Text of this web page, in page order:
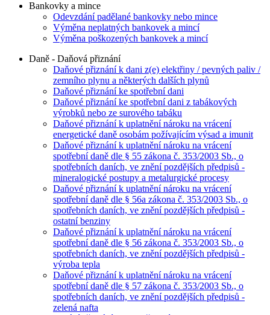
Bankovky a mince
Odevzdání padělané bankovky nebo mince
Výměna neplatných bankovek a mincí
Výměna poškozených bankovek a mincí
Daně - Daňová přiznání
Daňové přiznání k dani z(e) elektřiny / pevných paliv /
zemního plynu a některých dalších plynů
Daňové přiznání ke spotřební dani
Daňové přiznání ke spotřební dani z tabákových
výrobků nebo ze surového tabáku
Daňové přiznání k uplatnění nároku na vrácení
energetické daně osobám požívajícím výsad a imunit
Daňové přiznání k uplatnění nároku na vrácení
spotřební daně dle § 55 zákona č. 353/2003 Sb., o
spotřebních daních, ve znění pozdějších předpisů -
mineralogické postupy a metalurgické procesy
Daňové přiznání k uplatnění nároku na vrácení
spotřební daně dle § 56a zákona č. 353/2003 Sb., o
spotřebních daních, ve znění pozdějších předpisů -
ostatní benziny
Daňové přiznání k uplatnění nároku na vrácení
spotřební daně dle § 56 zákona č. 353/2003 Sb., o
spotřebních daních, ve znění pozdějších předpisů -
výroba tepla
Daňové přiznání k uplatnění nároku na vrácení
spotřební daně dle § 57 zákona č. 353/2003 Sb., o
spotřebních daních, ve znění pozdějších předpisů -
zelená nafta